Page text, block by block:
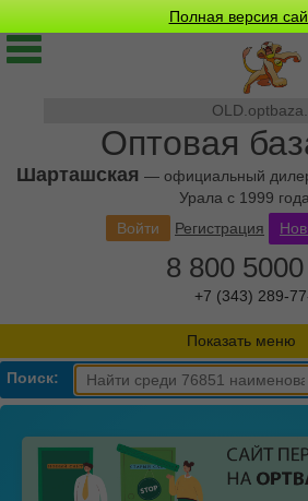
Полная версия
Оптовая
Шарташская — официальный
Урала с 1999 года
Войти Регистрация
8 800
+7 (343) 289-
Показать меню
Поиск: